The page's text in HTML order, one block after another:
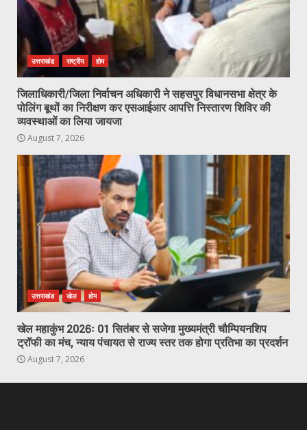
उत्तराखंड राष्ट्रीय होम
जिलाधिकारी/जिला निर्वाचन अधिकारी ने सहसपुर विधानसभा क्षेत्र के
पोलिंग बूथों का निरीक्षण कर एसआईआर आपत्ति निस्तारण शिविर की
व्यवस्थाओं का लिया जायजा
August 7, 2026
उत्तराखंड खेल होम
खेल महाकुंभ 2026ः 01 सितंबर से सजेगा मुख्यमंत्री चौम्पियनशिप
ट्रॉफी का मंच, न्याय पंचायत से राज्य स्तर तक होगा प्रतिभा का प्रदर्शन
August 7, 2026